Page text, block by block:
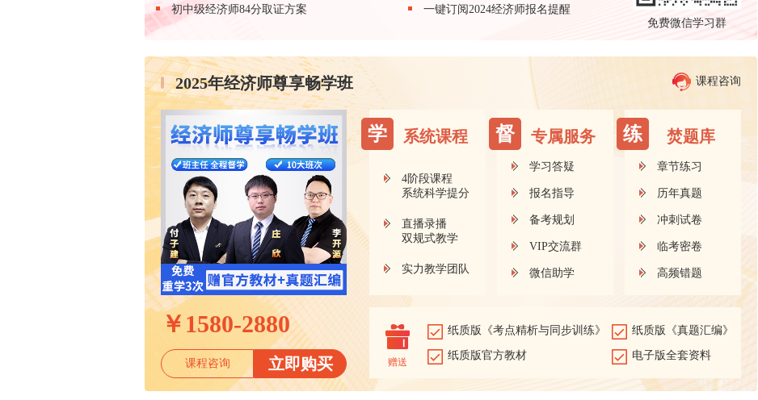
初中级经济师84分取证方案
一键订阅2024经济师报名提醒
免费微信学习群
2025年经济师尊享畅学班 课程咨询
￥ 1580-2880
课程咨询 立即购买
学 系统课程
4阶段课程
系统科学提分
直播录播
双规式教学
实力教学团队
督 专属服务
学习答疑
报名指导
备考规划
VIP交流群
微信助学
练 焚题库
章节练习
历年真题
冲刺试卷
临考密卷
高频错题
赠送
纸质版《考点精析与同步训练》 纸质版《真题汇编》
纸质版官方教材 电子版全套资料